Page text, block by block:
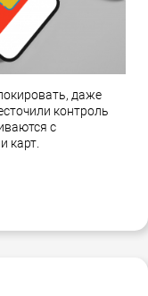
даже
контроль
с
карт.